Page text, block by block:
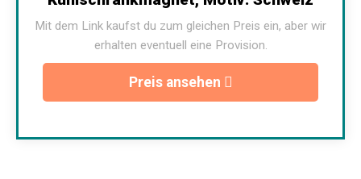
Mit dem Link kaufst du zum gleichen Preis ein, aber wir
erhalten eventuell eine Provision.
Preis ansehen